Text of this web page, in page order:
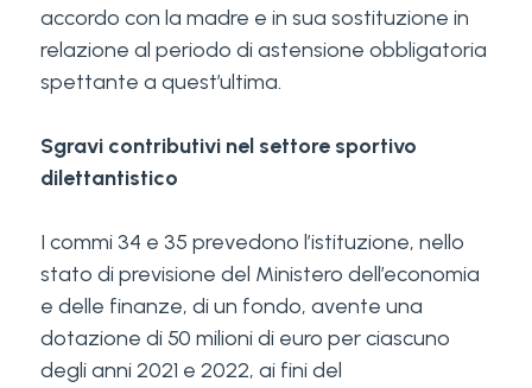
accordo con la madre e in sua sostituzione in
relazione al periodo di astensione obbligatoria
spettante a quest’ultima.
Sgravi contributivi nel settore sportivo
dilettantistico
I commi 34 e 35 prevedono l’istituzione, nello
stato di previsione del Ministero dell’economia
e delle finanze, di un fondo, avente una
dotazione di 50 milioni di euro per ciascuno
degli anni 2021 e 2022, ai fini del